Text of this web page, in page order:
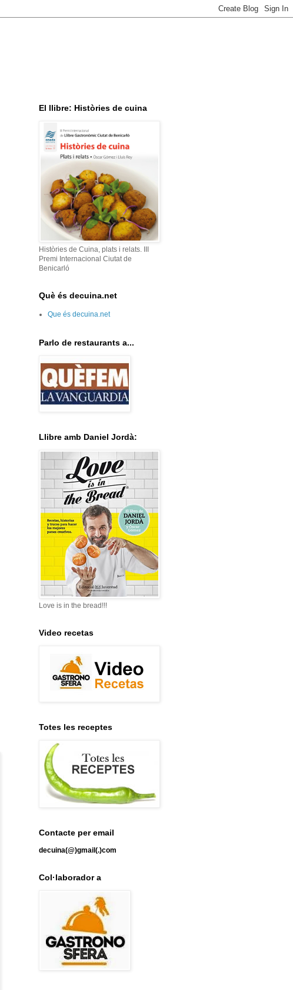
El llibre: Històries de cuina
Històries de Cuina, plats i relats. III
Premi Internacional Ciutat de
Benicarló
Què és decuina.net
Que és decuina.net
Parlo de restaurants a...
Llibre amb Daniel Jordà:
Love is in the bread!!!
Video recetas
Totes les receptes
Contacte per email
decuina(@)gmail(.)com
Col·laborador a